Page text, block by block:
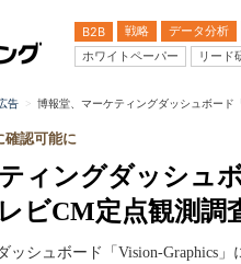
B2B 戦略 データ分析
ホワイトペーパー
リード
告 博報堂、マーケティングダッシュボード
ィングダッシュ
ビCM定点観測調
確認可能に
ッシュボード「Vision-Graphics